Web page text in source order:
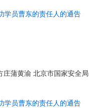
学员曹东的责任人的通告
庄蒲黄渝 北京市国家安全局
学员曹东的责任人的通告